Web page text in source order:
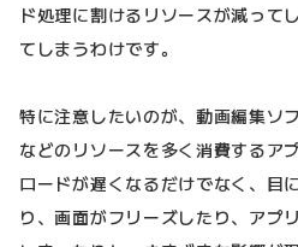
ド処理に割けるリソースが減って
てしまうわけです。
特に注意したいのが、動画編集ソ
などのリソースを多く消費するア
ロードが遅くなるだけでなく、目
り、画面がフリーズしたり、アプ